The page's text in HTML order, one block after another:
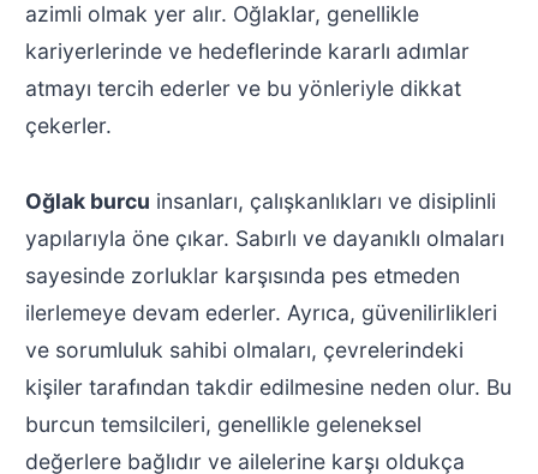
azimli olmak yer alır. Oğlaklar, genellikle
kariyerlerinde ve hedeflerinde kararlı adımlar
atmayı tercih ederler ve bu yönleriyle dikkat
çekerler.
Oğlak burcu insanları, çalışkanlıkları ve disiplinli
yapılarıyla öne çıkar. Sabırlı ve dayanıklı olmaları
sayesinde zorluklar karşısında pes etmeden
ilerlemeye devam ederler. Ayrıca, güvenilirlikleri
ve sorumluluk sahibi olmaları, çevrelerindeki
kişiler tarafından takdir edilmesine neden olur. Bu
burcun temsilcileri, genellikle geleneksel
değerlere bağlıdır ve ailelerine karşı oldukça